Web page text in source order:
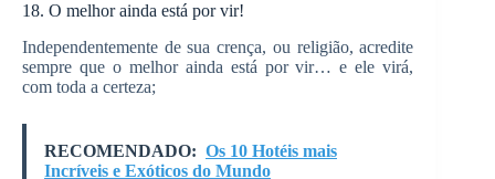
18. O melhor ainda está por vir!
Independentemente de sua crença, ou religião, acredite
sempre que o melhor ainda está por vir… e ele virá,
com toda a certeza;
RECOMENDADO: Os 10 Hotéis mais
Incríveis e Exóticos do Mundo